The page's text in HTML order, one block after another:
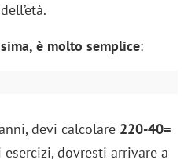
è molto semplice:
devi calcolare 220-40=
dovresti arrivare a